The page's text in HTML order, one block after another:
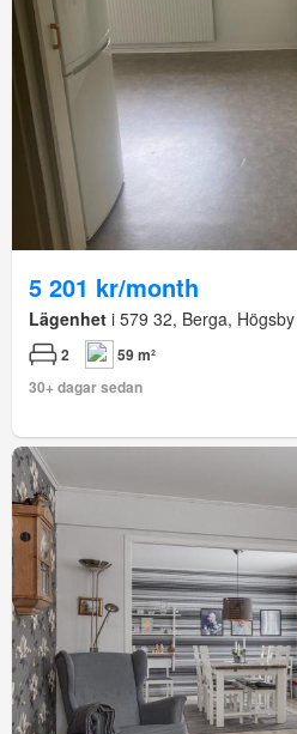
5 201 kr/month
Lägenhet i 579 32, Berga,
2
59 m²
30+ dagar sedan